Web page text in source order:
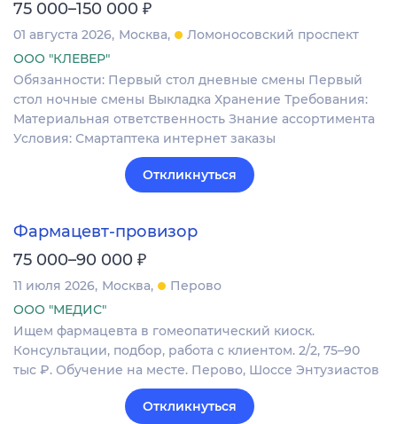
75 000–150 000 ₽
01 августа 2026 Москва
Ломоносовский проспект
ООО "КЛЕВЕР"
Обязанности: Первый стол дневные смены Первый
стол ночные смены Выкладка Хранение Требования:
Материальная ответственность Знание ассортимента
Условия: Смартаптека интернет заказы
Откликнуться
Фармацевт-провизор
75 000–90 000 ₽
11 июля 2026 Москва
Перово
ООО "МЕДИС"
Ищем фармацевта в гомеопатический киоск.
Консультации, подбор, работа с клиентом. 2/2, 75–90
тыс ₽. Обучение на месте. Перово, Шоссе Энтузиастов
Откликнуться